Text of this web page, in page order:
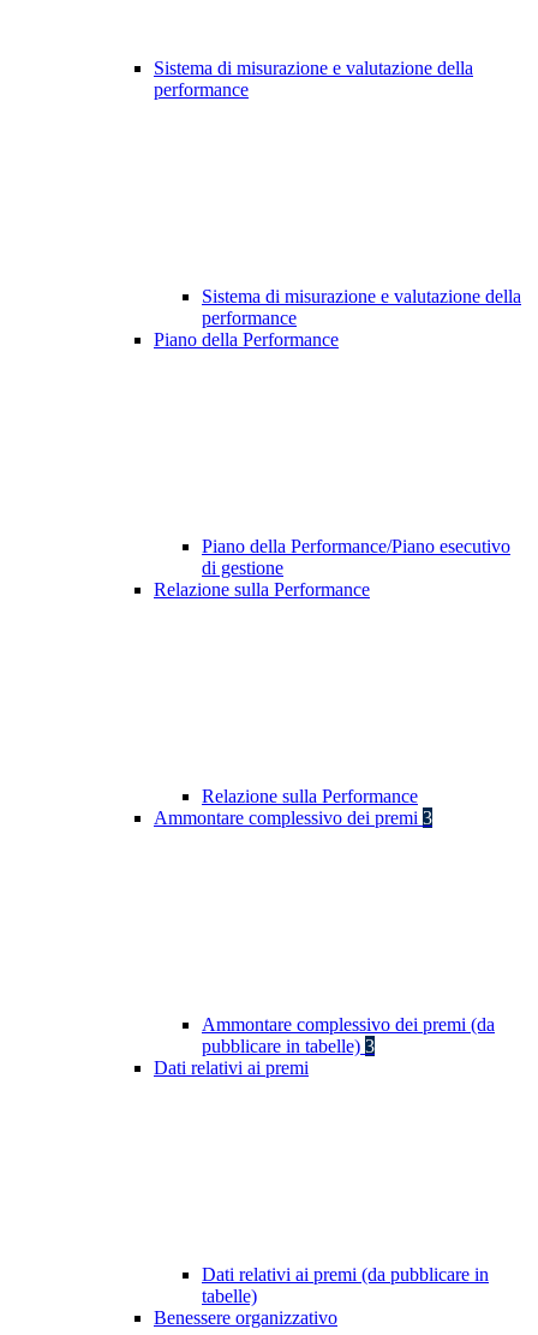
Sistema di misurazione e valutazione della
performance
Sistema di misurazione e valutazione della
performance
Piano della Performance
Piano della Performance/Piano esecutivo
di gestione
Relazione sulla Performance
Relazione sulla Performance
Ammontare complessivo dei premi 3
Ammontare complessivo dei premi (da
pubblicare in tabelle) 3
Dati relativi ai premi
Dati relativi ai premi (da pubblicare in
tabelle)
Benessere organizzativo